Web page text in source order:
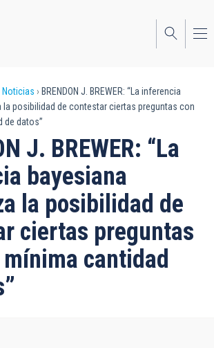
Noticias
BRENDON J. BREWER: “La inferencia
la posibilidad de contestar ciertas preguntas con
de datos”
J. BREWER: “La
bayesiana
la posibilidad de
ciertas preguntas
cantidad